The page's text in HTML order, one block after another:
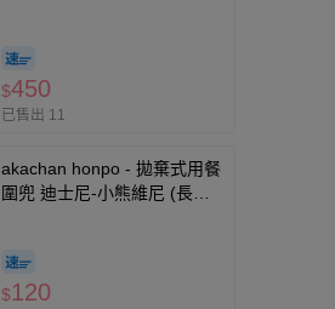
$450
已售出 11
akachan honpo - 拋棄式用餐
圍兜 迪士尼-小熊維尼 (長
$120